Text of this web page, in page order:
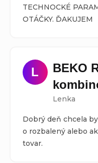
TECHNOCKÉ
OTÁČKY. ĎAKUJEM
L
BEKO
Lenka
Dobrý deň chcela
o rozbalený alebo
tovar.